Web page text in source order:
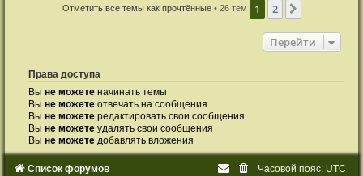
Отметить все темы как прочтённые• 26 тем 1 2
Перейти
Права доступа
Выне можете начинать темы
Выне можете отвечать на сообщения
Выне можете редактировать свои сообщения
Выне можете удалять свои сообщения
Выне можете добавлять вложения
Список форумов Часовой пояс: UTC